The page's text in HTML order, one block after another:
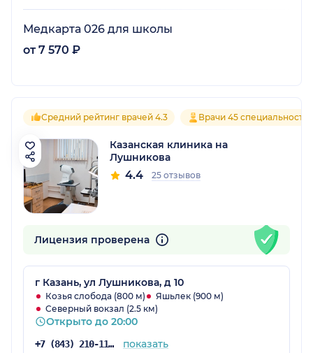
Медкарта 026 для школы
от 7 570 ₽
Средний рейтинг врачей 4.3 Врачи 45
Казанская клиника на
Лушникова
4.4 25 отзывов
Лицензия проверена
г Казань, ул Лушникова, д 10
Козья слобода (800 м)
Яшьлек (900 м)
Северный вокзал (2.5 км)
Открыто до 20:00
+7 (843) 210-11-06 показать